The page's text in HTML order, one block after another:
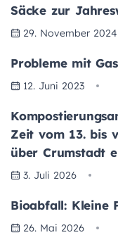
Säcke zur
29. November 2024
Probleme mit
12. Juni 2023
Zeit vom 13. bis
über Crumstadt
3. Juli 2026
Bioabfall: Kleine
26. Mai 2026